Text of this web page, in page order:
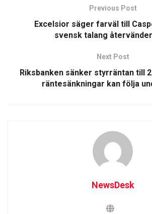
Previous Post
Excelsior säger farväl till
svensk talang
Next Post
Riksbanken sänker styrräntan till
räntesänkningar kan följa
NewsDesk